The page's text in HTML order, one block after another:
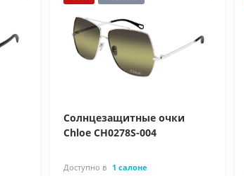
Солнцезащитные очки
Chloe CH0278S-004
Доступно в 1 салоне